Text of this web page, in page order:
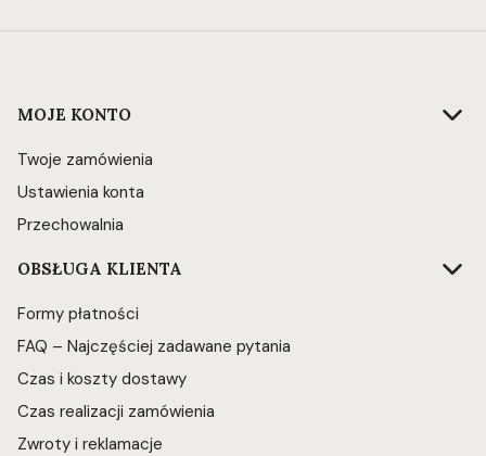
Linki w stopce
MOJE KONTO
Twoje zamówienia
Ustawienia konta
Przechowalnia
OBSŁUGA KLIENTA
Formy płatności
FAQ – Najczęściej zadawane pytania
Czas i koszty dostawy
Czas realizacji zamówienia
Zwroty i reklamacje